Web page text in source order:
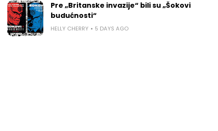
Pre „Britanske invazije“ bili su „Šokovi
budućnosti“
HELLY CHERRY 5 DAYS AGO